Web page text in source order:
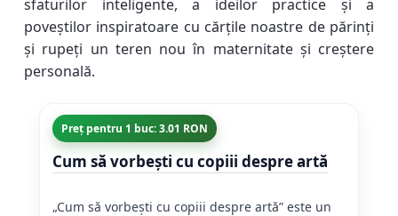
sfaturilor inteligente, a ideilor practice și a
poveștilor inspiratoare cu cărțile noastre de părinți
și rupeți un teren nou în maternitate și creștere
personală.
Preț pentru 1 buc: 3.01 RON
Cum să vorbești cu copiii despre artă
„Cum să vorbești cu copiii despre artă” este un